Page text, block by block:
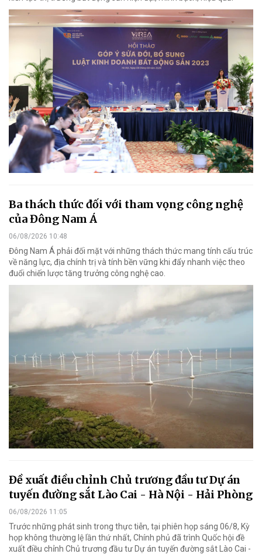
Ba thách thức đối với tham vọng công nghệ
của Đông Nam Á
06/08/2026 10:48
Đông Nam Á phải đối mặt với những thách thức mang tính cấu trúc
về năng lực, địa chính trị và tính bền vững khi đẩy nhanh việc theo
đuổi chiến lược tăng trưởng công nghệ cao.
Đề xuất điều chỉnh Chủ trương đầu tư Dự án
tuyến đường sắt Lào Cai - Hà Nội - Hải Phòng
06/08/2026 11:05
Trước những phát sinh trong thực tiễn, tại phiên họp sáng 06/8, Kỳ
họp không thường lệ lần thứ nhất, Chính phủ đã trình Quốc hội đề
xuất điều chỉnh Chủ trương đầu tư Dự án tuyến đường sắt Lào Cai -